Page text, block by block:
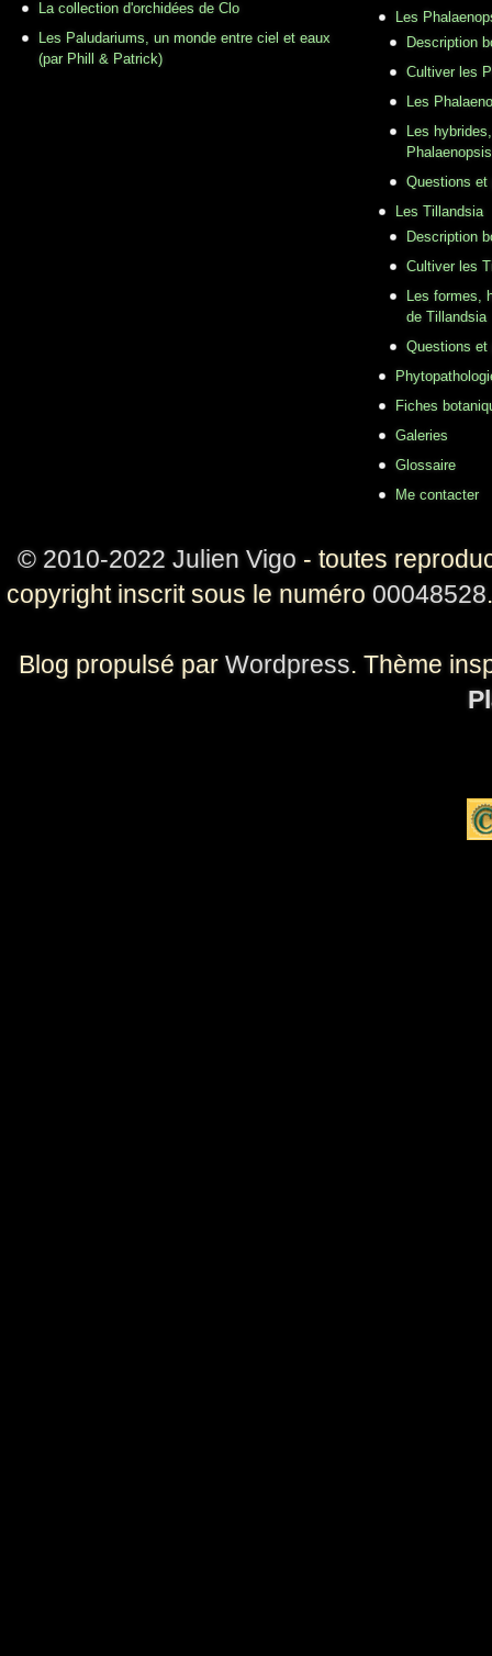
La collection d'orchidées de Clo
Les Paludariums, un monde entre ciel et eaux
(par Phill & Patrick)
Les
Description
Cultiver les
Les
Les
Phalaenopsis
Questions et
Les Tillandsia
Description
Cultiver les
Les formes,
de Tillandsia
Questions et
Fiches
Galeries
Glossaire
Me contacter
© 2010-2022 Julien Vigo - toutes
copyright inscrit sous le numéro 00048528
Blog propulsé par Wordpress. Thème